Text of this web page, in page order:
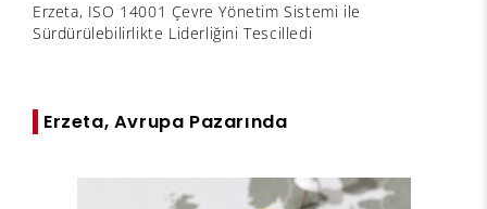
Erzeta, ISO 14001 Çevre Yönetim Sistemi ile
Sürdürülebilirlikte Liderliğini Tescilledi
Erzeta, Avrupa Pazarında